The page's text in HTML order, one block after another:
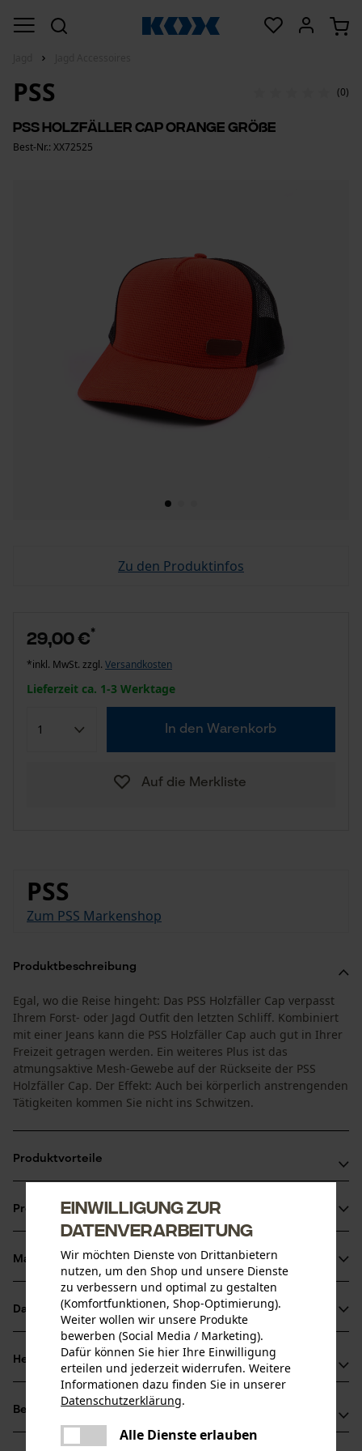
PSS (0)
PSS Holzfäller Cap Orange Größe
Best-Nr.: XX72525
Zu den Produktinfos
29,00 €*
*inkl. MwSt. zzgl. Versandkosten
Lieferzeit ca. 1-3 Werktage
In den Warenkorb
Auf die Merkliste
PSS
Zum PSS Markenshop
Produktbeschreibung
Egal, wo die Reise hingeht: Das PSS Holzfäller Cap verpasst
Ihrem Forst- oder Jagd Outfit den letzten Schliff. Kombiniert
mit einer Jeans kann die PSS Holzfäller Cap auch gut in Ihrer
Freizeit getragen werden. Ein weiteres Plus ist das
atmungsaktive Mesh-Gewebe auf der Rückseite der PSS
Holzfäller Cap. Der Effekt: Auch bei körperlich anstrengenden
Tätigkeiten kommen Sie nicht ins Schwitzen.
Produktvorteile
Dank Mesh-Gewebe angenehmes Tragegefühl auch bei
hohen Temperaturen
Produktinformationen
Produktdetails
Aktivitätstyp
Angeln, Arbeiten, Jagen, Campen, Wandern, Warnen
Altersgruppe
Erwachsener
Material & Pflege
Material
Materialart
Polyester
Hauptmaterial
Synthetik
Datenblätter
Produktsicherheitsdatenblatt (PDF)
Herstellerinformationen
PSS Pfeiffer Sicherheitssysteme GmbH
Albstraße 10
72145 Hirrlingen, Deutschland
Bewertungen
Einwilligung zur
Datenverarbeitung
Wir möchten Dienste von Drittanbietern
nutzen, um den Shop und unsere Dienste
zu verbessern und optimal zu gestalten
(Komfortfunktionen, Shop-Optimierung).
Weiter wollen wir unsere Produkte
bewerben (Social Media / Marketing).
Dafür können Sie hier Ihre Einwilligung
erteilen und jederzeit widerrufen. Weitere
Informationen dazu finden Sie in unserer
Datenschutzerklärung.
Alle Dienste erlauben
Es ist ein Fehler aufgetreten. Bitte